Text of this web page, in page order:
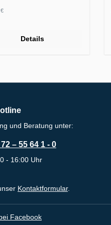
Preis:
Details
und Beratung unter:
– 55 64 1 - 0
- 16:00 Uhr
Kontaktformular.
Facebook